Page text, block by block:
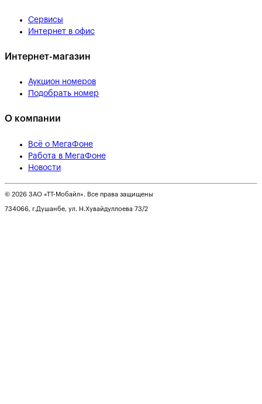
Сервисы
Интернет в офис
Интернет-магазин
Аукцион номеров
Подобрать номер
О компании
Всё о МегаФоне
Работа в МегаФоне
Новости
© 2026 ЗАО «ТТ-Мобайл». Все права защищены
734066, г.Душанбе, ул. Н.Хувайдуллоева 73/2